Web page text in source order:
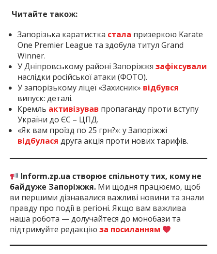
Читайте також:
Запорізька каратистка стала призеркою Karate
One Premier League та здобула титул Grand
Winner.
У Дніпровському районі Запоріжжя зафіксували
наслідки російської атаки (ФОТО).
У запорізькому ліцеї «Захисник» відбувся
випуск: деталі.
Кремль активізував пропаганду проти вступу
України до ЄС – ЦПД.
«Як вам проїзд по 25 грн?»: у Запоріжжі
відбулася друга акція проти нових тарифів.
Inform.zp.ua створює спільноту тих, кому не
байдуже Запоріжжя. Ми щодня працюємо, щоб
ви першими дізнавалися важливі новини та знали
правду про події в регіоні. Якщо вам важлива
наша робота — долучайтеся до монобази та
підтримуйте редакцію за посиланням